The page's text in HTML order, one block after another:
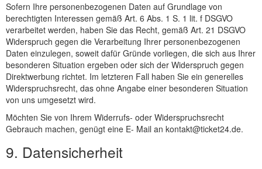
Sofern Ihre personenbezogenen Daten auf Grundlage von
berechtigten Interessen gemäß Art. 6 Abs. 1 S. 1 lit. f DSGVO
verarbeitet werden, haben Sie das Recht, gemäß Art. 21 DSGVO
Widerspruch gegen die Verarbeitung Ihrer personenbezogenen
Daten einzulegen, soweit dafür Gründe vorliegen, die sich aus Ihrer
besonderen Situation ergeben oder sich der Widerspruch gegen
Direktwerbung richtet. Im letzteren Fall haben Sie ein generelles
Widerspruchsrecht, das ohne Angabe einer besonderen Situation
von uns umgesetzt wird.
Möchten Sie von Ihrem Widerrufs- oder Widerspruchsrecht
Gebrauch machen, genügt eine E- Mail an kontakt@ticket24.de.
9. Datensicherheit